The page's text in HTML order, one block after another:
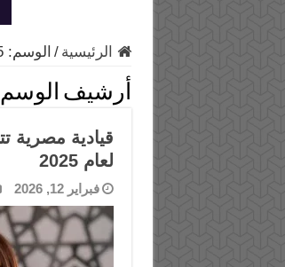
الرئيسية / الوسم:
أرشيف
قيادية مصرية
لعام 2025
فبراير 12, 2026